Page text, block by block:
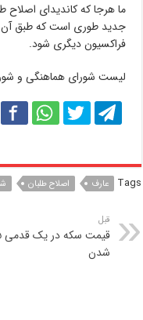
ما هرجا که کاندیدای
جدید طوری است که طبق آن
فراکسیون دیگری شود.
لیست شورای هماهنگی و
Tags عارف اصلاح طلبان
قبل
شدن